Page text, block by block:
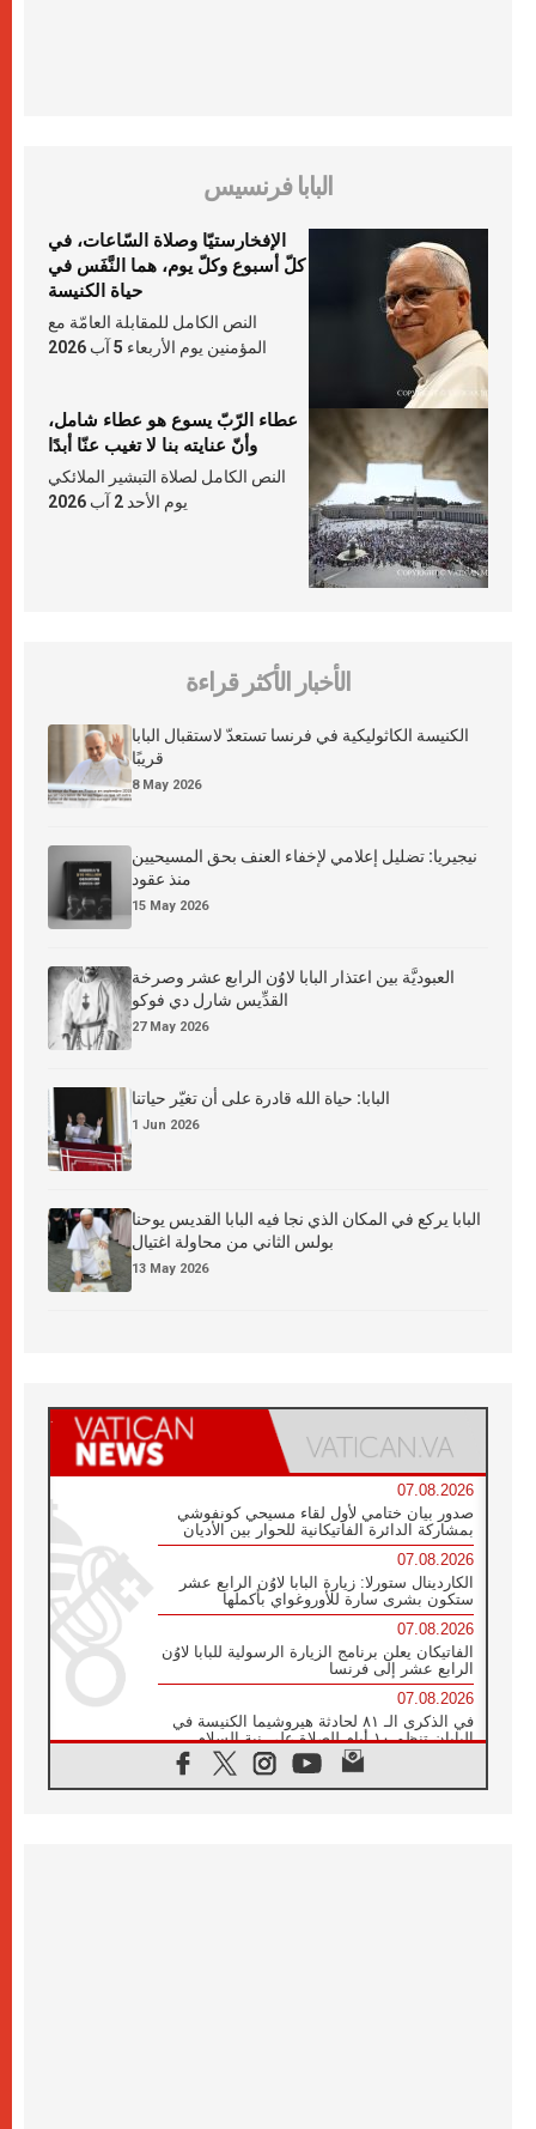
البابا فرنسيس
الإفخارستيّا وصلاة السّاعات، في
كلّ أسبوع وكلّ يوم، هما النَّفَس في
حياة الكنيسة
النص الكامل للمقابلة العامّة مع
المؤمنين يوم الأربعاء 5 آب 2026
عطاء الرّبّ يسوع هو عطاء شامل،
وأنّ عنايته بنا لا تغيب عنّا أبدًا
النص الكامل لصلاة التبشير الملائكي
يوم الأحد 2 آب 2026
الأخبار الأكثر قراءة
الكنيسة الكاثوليكية في فرنسا تستعدّ لاستقبال البابا
قريبًا
8 May 2026
نيجيريا: تضليل إعلامي لإخفاء العنف بحق المسيحيين
منذ عقود
15 May 2026
العبوديَّة بين اعتذار البابا لاوُن الرابع عشر وصرخة
القدِّيس شارل دي فوكو
27 May 2026
البابا: حياة الله قادرة على أن تغيّر حياتنا
1 Jun 2026
البابا يركع في المكان الذي نجا فيه البابا القديس يوحنا
بولس الثاني من محاولة اغتيال
13 May 2026
07.08.2026
صدور بيان ختامي لأول لقاء مسيحي كونفوشي
بمشاركة الدائرة الفاتيكانية للحوار بين الأديان
07.08.2026
الكاردينال ستورلا: زيارة البابا لاوُن الرابع عشر
ستكون بشرى سارة للأوروغواي بأكملها
07.08.2026
الفاتيكان يعلن برنامج الزيارة الرسولية للبابا لاوُن
الرابع عشر إلى فرنسا
07.08.2026
في الذكرى الـ ٨١ لحادثة هيروشيما الكنيسة في
اليابان تنظم ١٠ أيام للصلاة على نية السلام
الكنيسة في الأوروغواي: زيارة البابا ستعزز